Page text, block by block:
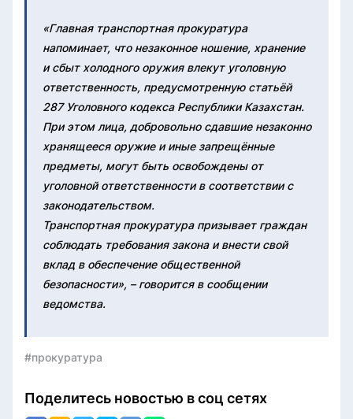
«Главная транспортная прокуратура
напоминает, что незаконное ношение, хранение
и сбыт холодного оружия влекут уголовную
ответственность, предусмотренную статьёй
287 Уголовного кодекса Республики Казахстан.
При этом лица, добровольно сдавшие незаконно
хранящееся оружие и иные запрещённые
предметы, могут быть освобождены от
уголовной ответственности в соответствии с
законодательством.
Транспортная прокуратура призывает граждан
соблюдать требования закона и внести свой
вклад в обеспечение общественной
безопасности», – говорится в сообщении
ведомства.
#прокуратура
Поделитесь новостью в соц сетях